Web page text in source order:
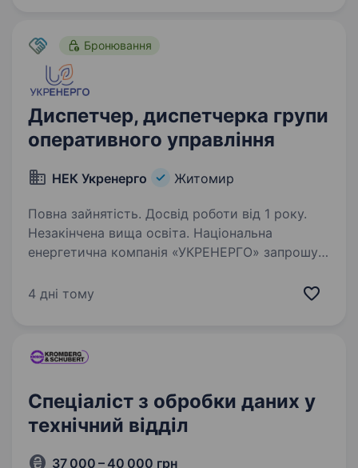
Бронювання
Диспетчер, диспетчерка групи
оперативного управління
НЕК Укренерго Житомир
Повна зайнятість. Досвід роботи від 1 року.
Незакінчена вища освіта. Національна
енергетична компанія «УКРЕНЕРГО» запрошує
оперативного управління по Житомирській
команда…
4 дні тому
Спеціаліст з обробки даних у
технічний відділ
37 000 – 40 000 грн